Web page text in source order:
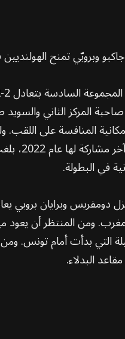
في البطولة.
وبرايان بروبي
ومن المنتظر أن
التي بدأت أمام
البدلاء.